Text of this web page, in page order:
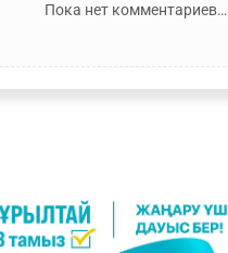
Пока нет комментариев…